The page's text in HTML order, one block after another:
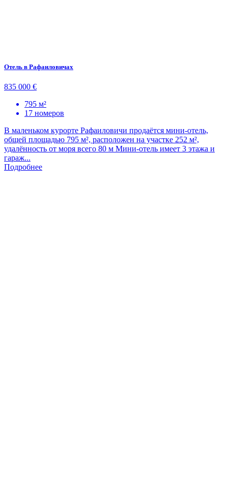
Отель в Рафаиловичах
835 000 €
795 м²
17 номеров
В маленьком курорте Рафаиловичи продаётся мини-отель,
общей площадью 795 м², расположен на участке 252 м²,
удалённость от моря всего 80 м Мини-отель имеет 3 этажа и
гараж...
Подробнее